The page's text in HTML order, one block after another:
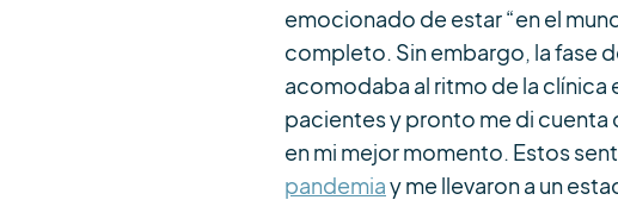
emocionado de estar “en el
completo. Sin embargo, la fase
acomodaba al ritmo de la clínica
pacientes y pronto me di
en mi mejor momento. Estos
pandemiay me llevaron a un